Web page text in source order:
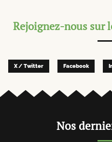
Rejoignez-nous sur
X / Twitter Facebook
Nos